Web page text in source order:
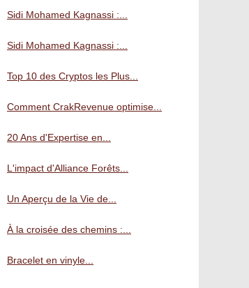
Sidi Mohamed Kagnassi :...
Sidi Mohamed Kagnassi :...
Top 10 des Cryptos les Plus...
Comment CrakRevenue optimise...
20 Ans d'Expertise en...
L'impact d'Alliance Forêts...
Un Aperçu de la Vie de...
À la croisée des chemins :...
Bracelet en vinyle...